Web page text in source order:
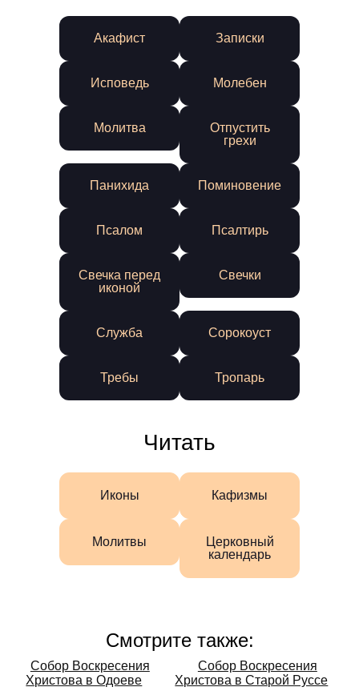
Акафист Записки
Исповедь Молебен
Молитва
Отпустить
грехи
Панихида Поминовение
Псалом Псалтирь
Свечка перед
иконой
Свечки
Служба Сорокоуст
Требы Тропарь
Читать
Иконы Кафизмы
Молитвы
Церковный
календарь
Смотрите также:
Смотрите
Собор Воскресения
Христова в Одоеве
Собор Воскресения
Христова в Старой Руссе